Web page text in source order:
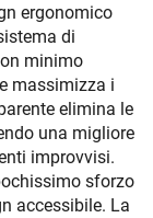
ergonomico
di
minimo
massimizza i
elimina le
una migliore
improvvisi.
sforzo
accessibile. La